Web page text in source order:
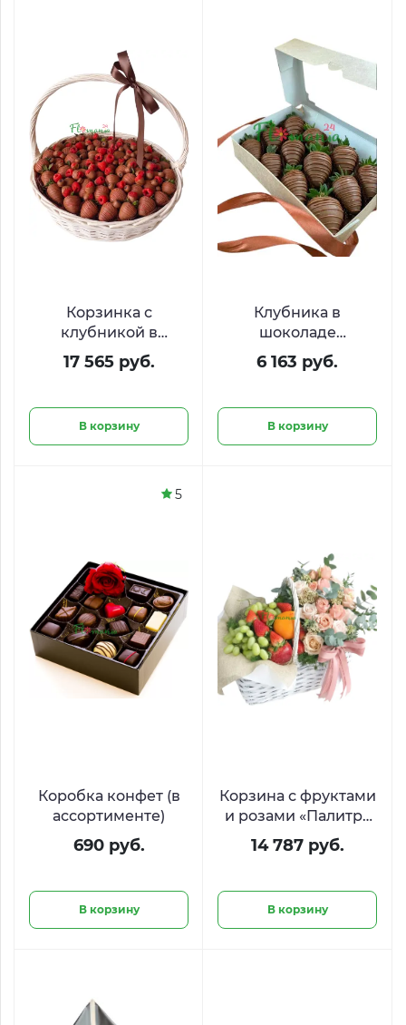
Корзинка с
клубникой в
шоколаде и
свежими ягодами
17 565 руб.
В корзину
Клубника в
шоколаде
«Шоколатье»
6 163 руб.
В корзину
Коробка конфет (в
ассортименте)
690 руб.
В корзину
5
Корзина с фруктами
и розами «Палитра
радости»
14 787 руб.
В корзину